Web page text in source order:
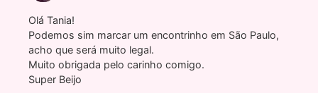
Olá Tania!
Podemos sim marcar um encontrinho em São Paulo,
acho que será muito legal.
Muito obrigada pelo carinho comigo.
Super Beijo